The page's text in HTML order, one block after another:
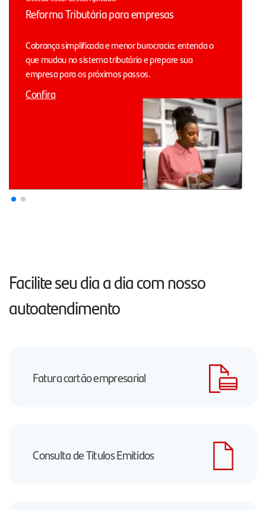
Reforma Tributária para empresas
Cobrança simplificada e menor burocracia: entenda o
que mudou no sistema tributário e prepare sua
empresa para os próximos passos.
Confira
Facilite seu dia a dia com nosso
autoatendimento
Fatura cartão empresarial
Consulta de Títulos Emitidos